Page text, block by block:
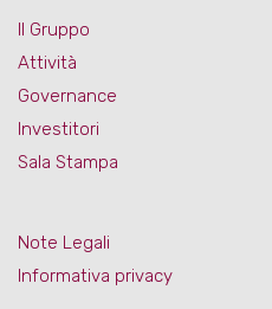
Il Gruppo
Attività
Governance
Investitori
Sala Stampa
Note Legali
Informativa privacy